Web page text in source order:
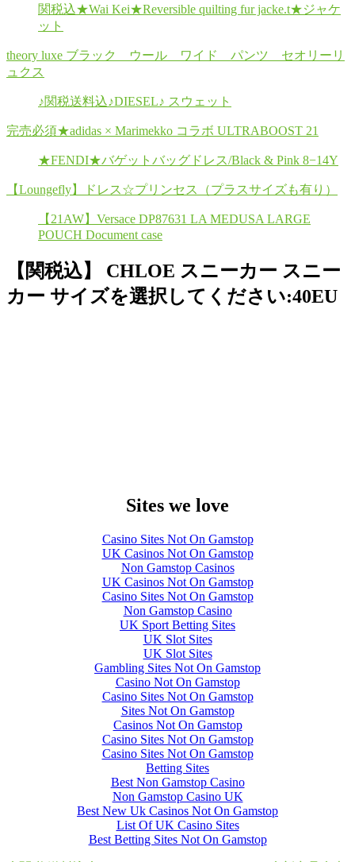
関税込★Wai Kei★Reversible quilting fur jacke.t★ジャケ
ット
theory luxe ブラック ウール ワイド パンツ セオリーリ
ュクス
♪関税送料込♪DIESEL♪ スウェット
完売必須★adidas × Marimekko コラボ ULTRABOOST 21
★FENDI★バゲットバッグドレス/Black & Pink 8−14Y
【Loungefly】ドレス☆プリンセス（プラスサイズも有り）
【21AW】Versace DP87631 LA MEDUSA LARGE
POUCH Document case
【関税込】 CHLOE スニーカー スニー
カー サイズを選択してください:40EU
Sites we love
Casino Sites Not On Gamstop
UK Casinos Not On Gamstop
Non Gamstop Casinos
UK Casinos Not On Gamstop
Casino Sites Not On Gamstop
Non Gamstop Casino
UK Sport Betting Sites
UK Slot Sites
UK Slot Sites
Gambling Sites Not On Gamstop
Casino Not On Gamstop
Casino Sites Not On Gamstop
Sites Not On Gamstop
Casinos Not On Gamstop
Casino Sites Not On Gamstop
Casino Sites Not On Gamstop
Betting Sites
Best Non Gamstop Casino
Non Gamstop Casino UK
Best New Uk Casinos Not On Gamstop
List Of UK Casino Sites
Best Betting Sites Not On Gamstop